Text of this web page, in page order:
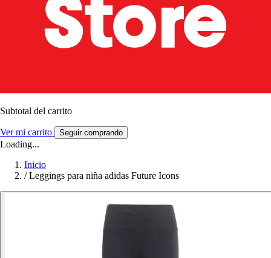
Subtotal del carrito
Ver mi carrito Seguir comprando
Loading...
Inicio
/ Leggings para niña adidas Future Icons